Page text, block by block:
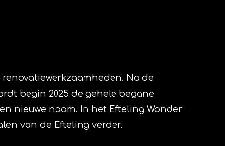
Na de
begin 2025 de gehele begane
nieuwe naam. In het Efteling Wonder
van de Efteling verder.